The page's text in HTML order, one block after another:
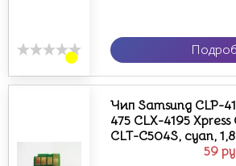
59
Чип Samsung CLP-
475 CLX-4195 Xpress
CLT-C504S, cyan,